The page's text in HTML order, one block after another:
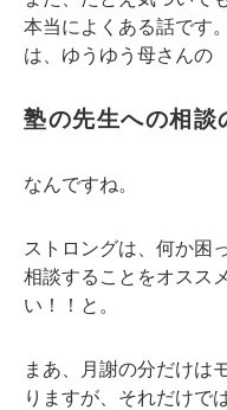
本当によくある話です
は、ゆうゆう母さんの
塾の先生への相談
なんですね。
ストロングは、何か困
相談することをオスス
い！！と。
まあ、月謝の分だけは
りますが、それだけで